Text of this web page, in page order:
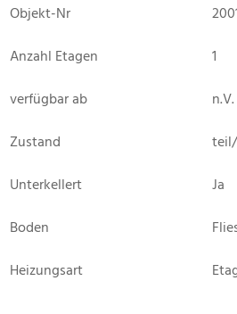
Objekt-Nr
Anzahl Etagen
1
verfügbar ab
n.V.
Zustand
Unterkellert
Ja
Boden
Heizungsart